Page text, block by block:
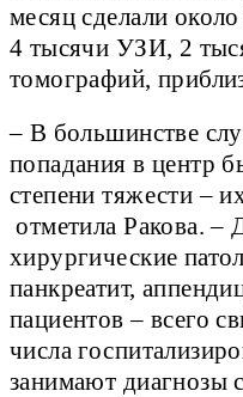
месяц сделали
4 тысячи УЗИ, 2
томографий,
– В большинстве
попадания в центр
степени тяжести –
отметила Ракова. –
хирургические
панкреатит,
пациентов – всего
числа
занимают диагнозы